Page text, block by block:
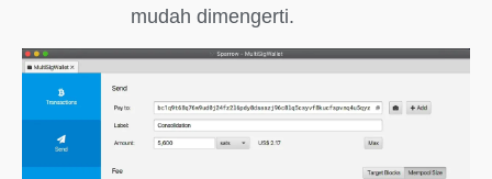
mudah dimengerti.